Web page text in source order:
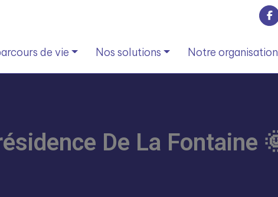
de vie Nos solutions Notre organisation
De La Fontaine